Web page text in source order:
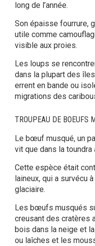
long de l’année.
Son épaisse fourrure,
utile comme
visible aux proies.
Les loups se
dans la plupart des
errent en bande ou
migrations des
TROUPEAU DE BOEUFS
Le bœuf musqué, un
vit que dans la toundra
Cette espèce était
laineux, qui a survécu
glaciaire.
Les bœufs musqués
creusant des cratères
bois dans la neige et
ou laîches et les